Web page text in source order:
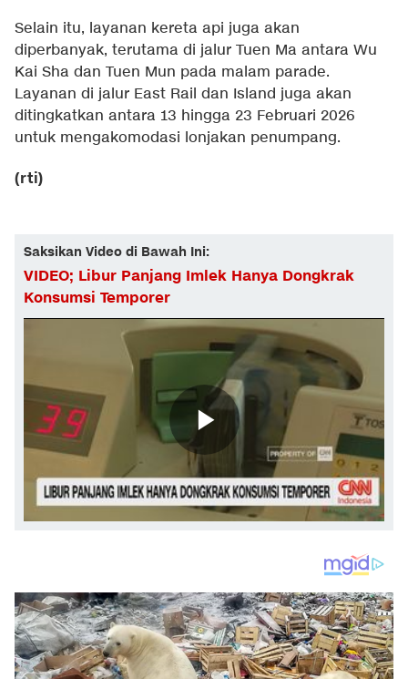
Selain itu, layanan kereta api juga akan
diperbanyak, terutama di jalur Tuen Ma antara Wu
Kai Sha dan Tuen Mun pada malam parade.
Layanan di jalur East Rail dan Island juga akan
ditingkatkan antara 13 hingga 23 Februari 2026
untuk mengakomodasi lonjakan penumpang.
(rti)
Saksikan Video di Bawah Ini:
VIDEO; Libur Panjang Imlek Hanya Dongkrak
Konsumsi Temporer